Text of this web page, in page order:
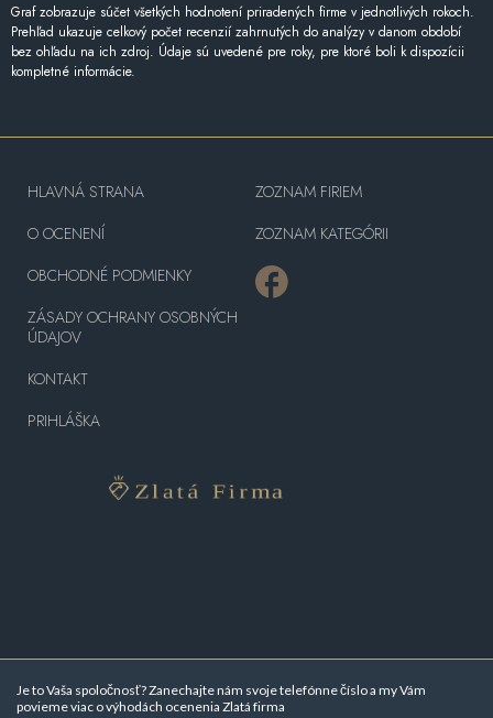
Graf zobrazuje súčet všetkých hodnotení priradených firme v jednotlivých rokoch.
Prehľad ukazuje celkový počet recenzií zahrnutých do analýzy v danom období
bez ohľadu na ich zdroj. Údaje sú uvedené pre roky, pre ktoré boli k dispozícii
kompletné informácie.
Je to Vaša spoločnosť? Zanechajte nám svoje telefónne číslo a my Vám
povieme viac ovýhodách ocenenia Zlatá firma
HLAVNÁ STRANA
O OCENENÍ
OBCHODNÉ PODMIENKY
ZÁSADY OCHRANY OSOBNÝCH
ÚDAJOV
KONTAKT
PRIHLÁŠKA
ZOZNAM FIRIEM
ZOZNAM KATEGÓRII